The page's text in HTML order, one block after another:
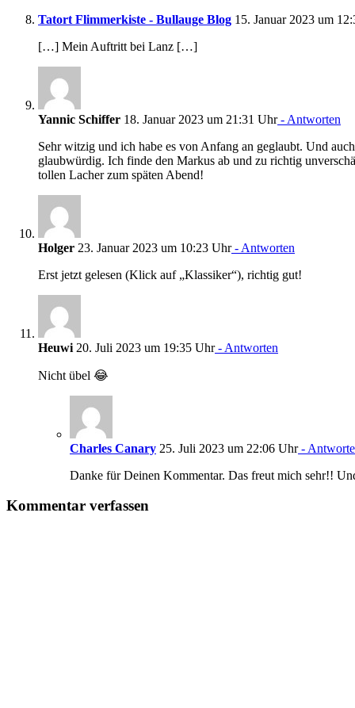
Tatort Flimmerkiste - Bullauge Blog 15. Januar 2023 um
[…] Mein Auftritt bei Lanz […]
Yannic Schiffer 18. Januar 2023 um 21:31 Uhr- Antworten
Sehr witzig und ich habe es von Anfang an geglaubt. Und
glaubwürdig. Ich finde den Markus ab und zu richtig
tollen Lacher zum späten Abend!
Holger 23. Januar 2023 um 10:23 Uhr- Antworten
Erst jetzt gelesen (Klick auf „Klassiker“), richtig gut!
Heuwi 20. Juli 2023 um 19:35 Uhr- Antworten
Nicht übel 😂
Charles Canary 25. Juli 2023 um 22:06 Uhr-
Danke für Deinen Kommentar. Das freut mich sehr!!
Kommentar verfassen